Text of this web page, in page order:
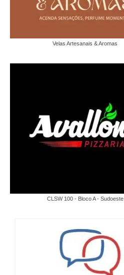
Velas Artesanais & Aromas
CLSW 100 - Bloco A - Sudoeste